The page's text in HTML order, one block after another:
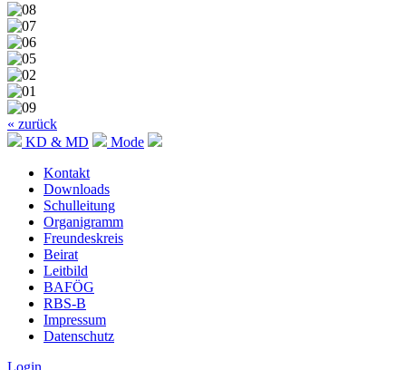
« zurück
KD & MD
Mode
Kontakt
Downloads
Schulleitung
Organigramm
Freundeskreis
Beirat
Leitbild
BAFÖG
RBS-B
Impressum
Datenschutz
Login